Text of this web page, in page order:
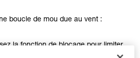
seul, en toute sécurité, avant
Il peut en exister d’autres
boucle de mou due au vent :
la fonction de blocage pour limiter